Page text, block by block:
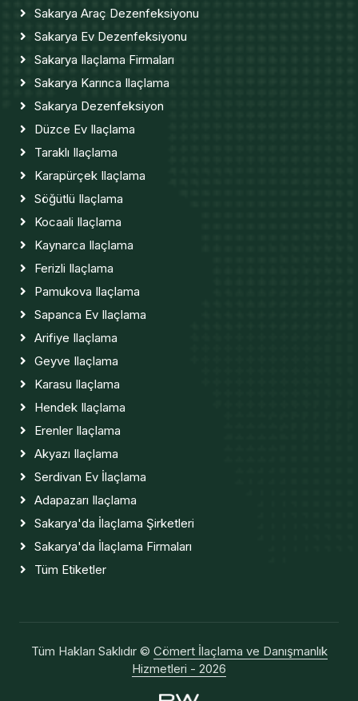
Sakarya Araç Dezenfeksiyonu
Sakarya Ev Dezenfeksiyonu
Sakarya Ilaçlama Firmaları
Sakarya Karınca Ilaçlama
Sakarya Dezenfeksiyon
Düzce Ev Ilaçlama
Taraklı Ilaçlama
Karapürçek Ilaçlama
Söğütlü Ilaçlama
Kocaali Ilaçlama
Kaynarca Ilaçlama
Ferizli Ilaçlama
Pamukova Ilaçlama
Sapanca Ev Ilaçlama
Arifiye Ilaçlama
Geyve Ilaçlama
Karasu Ilaçlama
Hendek Ilaçlama
Erenler Ilaçlama
Akyazı Ilaçlama
Serdivan Ev İlaçlama
Adapazarı Ilaçlama
Sakarya'da İlaçlama Şirketleri
Sakarya'da İlaçlama Firmaları
Tüm Etiketler
Tüm Hakları Saklıdır © Cömert İlaçlama ve Danışmanlık
Hizmetleri - 2026